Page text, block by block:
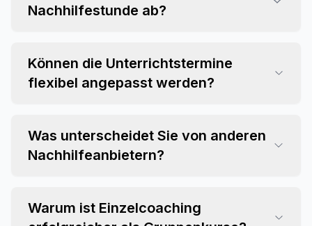
Nachhilfestunde ab?
Können die Unterrichtstermine
flexibel angepasst werden?
Was unterscheidet Sie von anderen
Nachhilfeanbietern?
Warum ist Einzelcoaching